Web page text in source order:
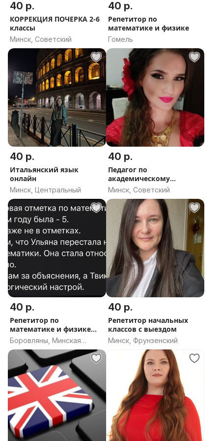
40 р.
КОРРЕКЦИЯ ПОЧЕРКА 2-6
классы
Минск, Советский
40 р.
Репетитор по
математике и физике
Гомель
40 р.
Итальянский язык
онлайн
Минск, Центральный
40 р.
Педагог по
академическому
вокалу,постановка
голоса
Минск, Советский
40 р.
Репетитор по
математике и физике
БОРОВЛЯНЫ
Боровляны, Минская
область
40 р.
Репетитор начальных
классов с выездом
Минск, Фрунзенский